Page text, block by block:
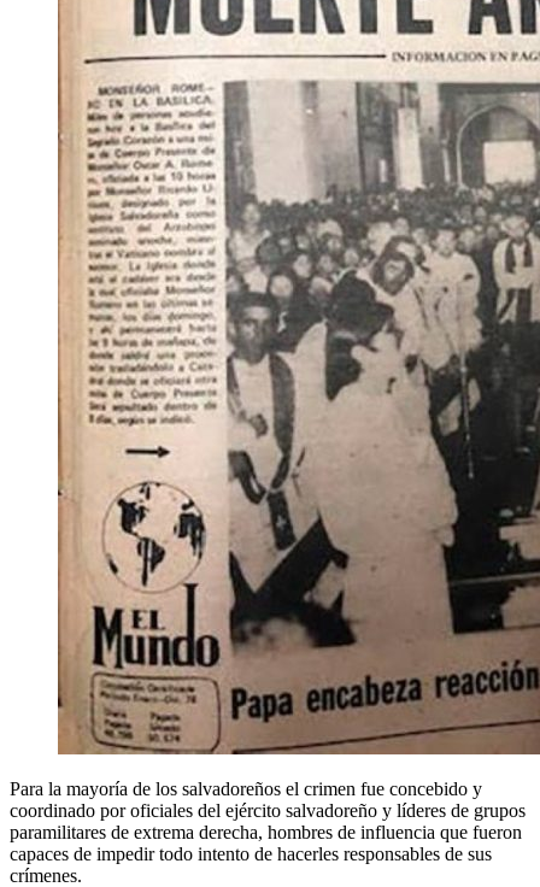
Para la mayoría de los salvadoreños el crimen fue concebido y
coordinado por oficiales del ejército salvadoreño y líderes de grupos
paramilitares de extrema derecha, hombres de influencia que fueron
capaces de impedir todo intento de hacerles responsables de sus
crímenes.